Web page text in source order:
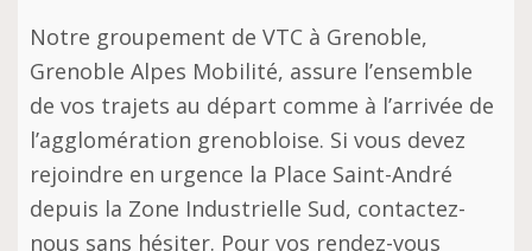
Notre groupement de VTC à Grenoble,
Grenoble Alpes Mobilité, assure l’ensemble
de vos trajets au départ comme à l’arrivée de
l’agglomération grenobloise. Si vous devez
rejoindre en urgence la Place Saint-André
depuis la Zone Industrielle Sud, contactez-
nous sans hésiter. Pour vos rendez-vous